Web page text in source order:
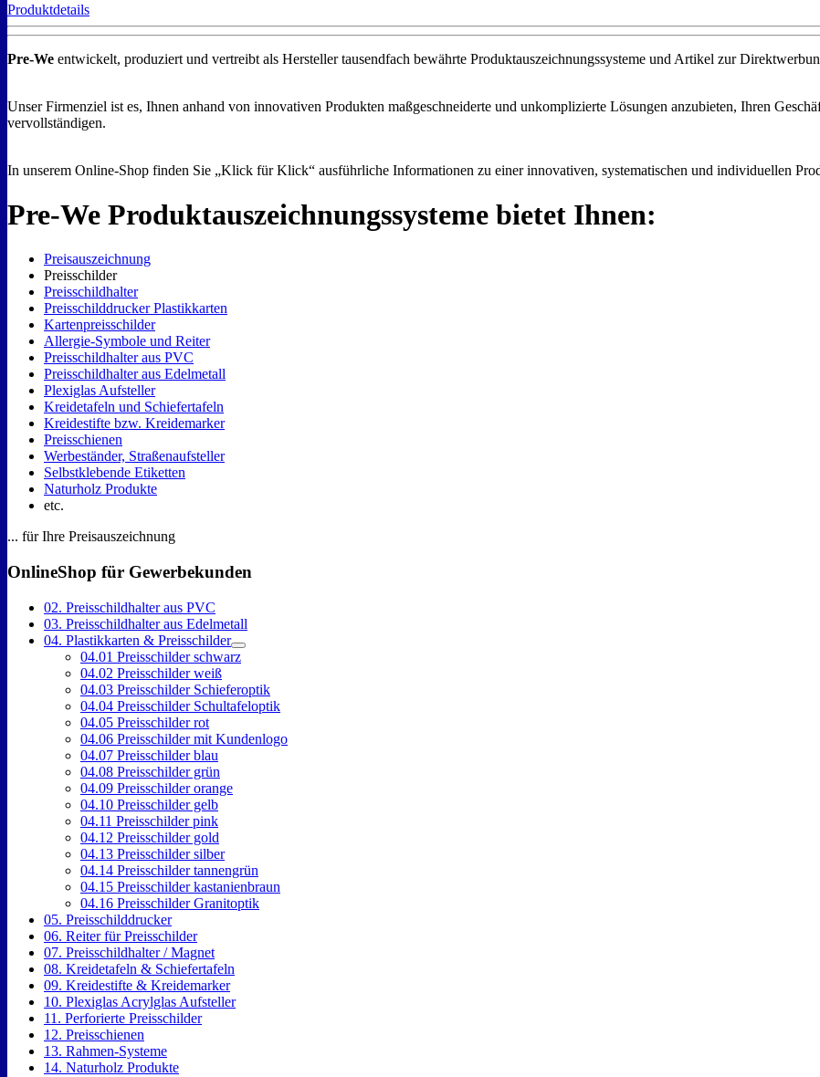
Produktdetails
Pre-We entwickelt, produziert und vertreibt als Hersteller tausendfach bewährte Produktauszeichnungssysteme und Artikel zur
Unser Firmenziel ist es, Ihnen anhand von innovativen Produkten maßgeschneiderte und unkomplizierte Lösungen anzubieten, Ihren
vervollständigen.
In unserem Online-Shop finden Sie „Klick für Klick“ ausführliche Informationen zu einer innovativen, systematischen und individuellen
Pre-We Produktauszeichnungssysteme bietet Ihnen:
Preisauszeichnung
Preisschilder
Preisschildhalter
Preisschilddrucker Plastikkarten
Kartenpreisschilder
Allergie-Symbole und Reiter
Preisschildhalter aus PVC
Preisschildhalter aus Edelmetall
Plexiglas Aufsteller
Kreidetafeln und Schiefertafeln
Kreidestifte bzw. Kreidemarker
Preisschienen
Werbeständer, Straßenaufsteller
Selbstklebende Etiketten
Naturholz Produkte
etc.
... für Ihre Preisauszeichnung
OnlineShop für Gewerbekunden
02. Preisschildhalter aus PVC
03. Preisschildhalter aus Edelmetall
04. Plastikkarten & Preisschilder
04.01 Preisschilder schwarz
04.02 Preisschilder weiß
04.03 Preisschilder Schieferoptik
04.04 Preisschilder Schultafeloptik
04.05 Preisschilder rot
04.06 Preisschilder mit Kundenlogo
04.07 Preisschilder blau
04.08 Preisschilder grün
04.09 Preisschilder orange
04.10 Preisschilder gelb
04.11 Preisschilder pink
04.12 Preisschilder gold
04.13 Preisschilder silber
04.14 Preisschilder tannengrün
04.15 Preisschilder kastanienbraun
04.16 Preisschilder Granitoptik
05. Preisschilddrucker
06. Reiter für Preisschilder
07. Preisschildhalter / Magnet
08. Kreidetafeln & Schiefertafeln
09. Kreidestifte & Kreidemarker
10. Plexiglas Acrylglas Aufsteller
11. Perforierte Preisschilder
12. Preisschienen
13. Rahmen-Systeme
14. Naturholz Produkte